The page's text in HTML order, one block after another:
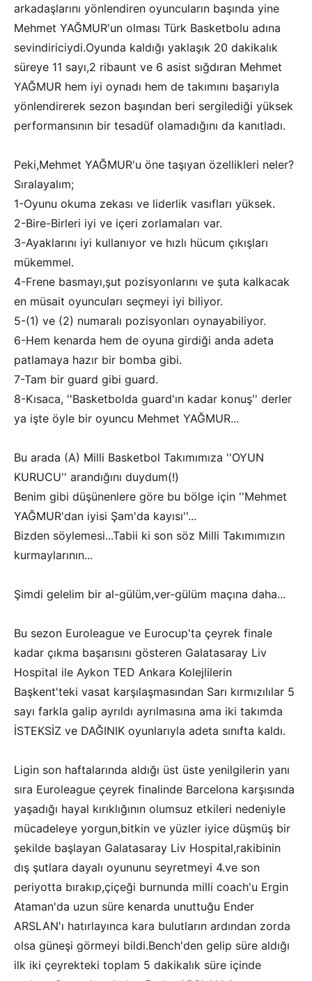
arkadaşlarını yönlendiren oyuncuların başında yine
Mehmet YAĞMUR'un olması Türk Basketbolu adına
sevindiriciydi.Oyunda kaldığı yaklaşık 20 dakikalık
süreye 11 sayı,2 ribaunt ve 6 asist sığdıran Mehmet
YAĞMUR hem iyi oynadı hem de takımını başarıyla
yönlendirerek sezon başından beri sergilediği yüksek
performansının bir tesadüf olamadığını da kanıtladı.
Peki,Mehmet YAĞMUR'u öne taşıyan özellikleri neler?
Sıralayalım;
1-Oyunu okuma zekası ve liderlik vasıfları yüksek.
2-Bire-Birleri iyi ve içeri zorlamaları var.
3-Ayaklarını iyi kullanıyor ve hızlı hücum çıkışları
mükemmel.
4-Frene basmayı,şut pozisyonlarını ve şuta kalkacak
en müsait oyuncuları seçmeyi iyi biliyor.
5-(1) ve (2) numaralı pozisyonları oynayabiliyor.
6-Hem kenarda hem de oyuna girdiği anda adeta
patlamaya hazır bir bomba gibi.
7-Tam bir guard gibi guard.
8-Kısaca, ''Basketbolda guard'ın kadar konuş'' derler
ya işte öyle bir oyuncu Mehmet YAĞMUR...
Bu arada (A) Milli Basketbol Takımımıza ''OYUN
KURUCU'' arandığını duydum(!)
Benim gibi düşünenlere göre bu bölge için ''Mehmet
YAĞMUR'dan iyisi Şam'da kayısı''...
Bizden söylemesi...Tabii ki son söz Milli Takımımızın
kurmaylarının...
Şimdi gelelim bir al-gülüm,ver-gülüm maçına daha...
Bu sezon Euroleague ve Eurocup'ta çeyrek finale
kadar çıkma başarısını gösteren Galatasaray Liv
Hospital ile Aykon TED Ankara Kolejlilerin
Başkent'teki vasat karşılaşmasından Sarı kırmızılılar 5
sayı farkla galip ayrıldı ayrılmasına ama iki takımda
İSTEKSİZ ve DAĞINIK oyunlarıyla adeta sınıfta kaldı.
Ligin son haftalarında aldığı üst üste yenilgilerin yanı
sıra Euroleague çeyrek finalinde Barcelona karşısında
yaşadığı hayal kırıklığının olumsuz etkileri nedeniyle
mücadeleye yorgun,bitkin ve yüzler iyice düşmüş bir
şekilde başlayan Galatasaray Liv Hospital,rakibinin
dış şutlara dayalı oyununu seyretmeyi 4.ve son
periyotta bırakıp,çiçeği burnunda milli coach'u Ergin
Ataman'da uzun süre kenarda unuttuğu Ender
ARSLAN'ı hatırlayınca kara bulutların ardından zorda
olsa güneşi görmeyi bildi.Bench'den gelip süre aldığı
ilk iki çeyrekteki toplam 5 dakikalık süre içinde